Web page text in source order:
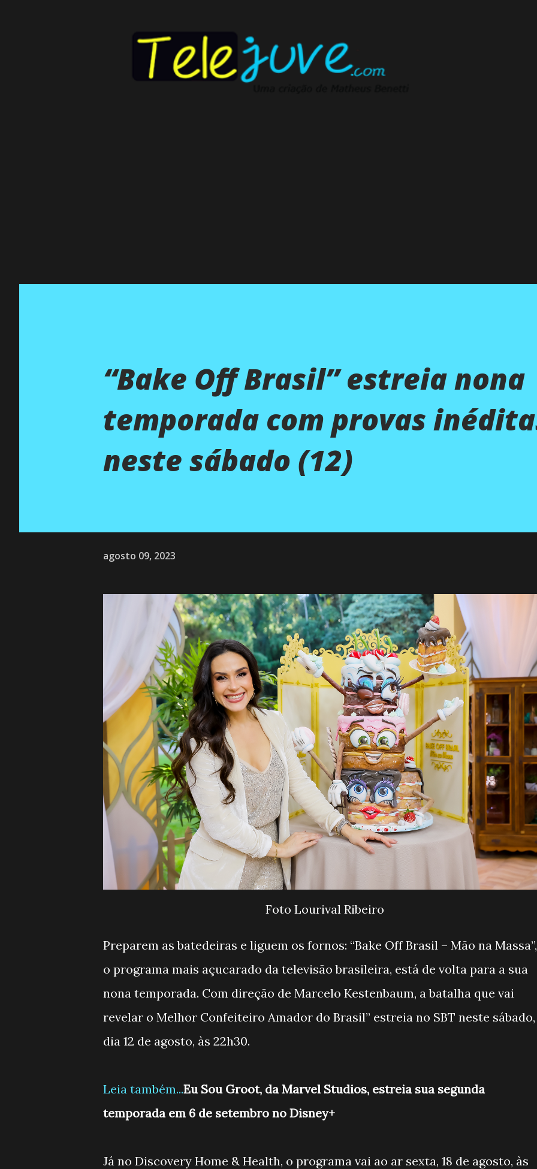
“Bake Off Brasil” estreia nona
temporada com provas
neste sábado (12)
agosto 09, 2023
Foto Lourival Ribeiro
Preparem as batedeiras e liguem os fornos: “Bake Off Brasil – Mão na Massa”,
o programa mais açucarado da televisão brasileira, está de volta para a sua
nona temporada. Com direção de Marcelo Kestenbaum, a batalha que vai
revelar o Melhor Confeiteiro Amador do Brasil” estreia no SBT neste sábado,
dia 12 de agosto, às 22h30.
Leia também...Eu Sou Groot, da Marvel Studios, estreia sua segunda
temporada em 6 de setembro no Disney+
Já no Discovery Home & Health, o programa vai ao ar sexta, 18 de agosto, às